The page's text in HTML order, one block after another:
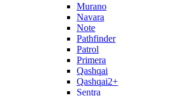
Murano
Navara
Note
Pathfinder
Patrol
Primera
Qashqai
Qashqai2+
Sentra